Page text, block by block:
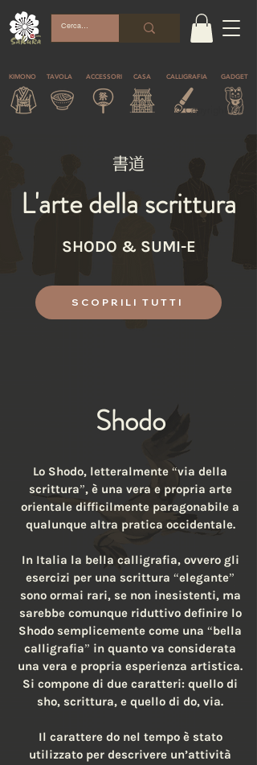
KIMONO TAVOLA ACCESSORI CASA CALLIGRAFIA GADGET
© Copyright
書道
L'arte della scrittura
SHODO & SUMI-E
SCOPRILI TUTTI
Shodo
Lo Shodo, letteralmente “via della
scrittura”, è una vera e propria arte
orientale difficilmente paragonabile a
qualunque altra pratica occidentale.
In Italia la bella calligrafia, ovvero gli
esercizi per una scrittura “elegante”
sono ormai rari, se non inesistenti, ma
sarebbe comunque riduttivo definire lo
Shodo semplicemente come una “bella
calligrafia” in quanto va considerata
una vera e propria esperienza artistica.
Si compone di due caratteri: quello di
sho, scrittura, e quello di do, via.
Il carattere do nel tempo è stato
utilizzato per descrivere un’attività